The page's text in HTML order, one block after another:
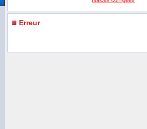
Erreur